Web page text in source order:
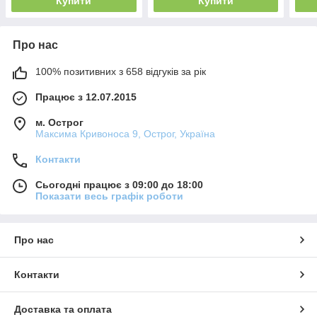
Про нас
100% позитивних з 658 відгуків за рік
Працює з 12.07.2015
м. Острог
Максима Кривоноса 9, Острог, Україна
Контакти
Сьогодні працює з 09:00 до 18:00
Показати весь графік роботи
Про нас
Контакти
Доставка та оплата